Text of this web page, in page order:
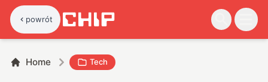
powrót
Home Tech